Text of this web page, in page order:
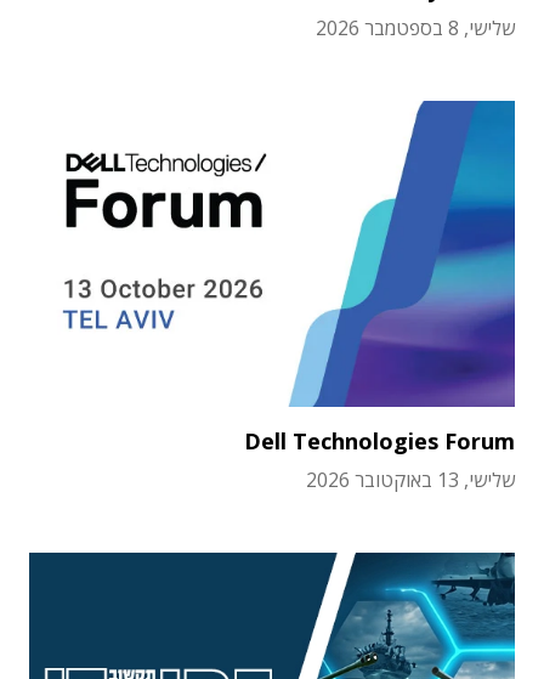
שלישי, 8 בספטמבר 2026
Dell Technologies Forum
שלישי, 13 באוקטובר 2026